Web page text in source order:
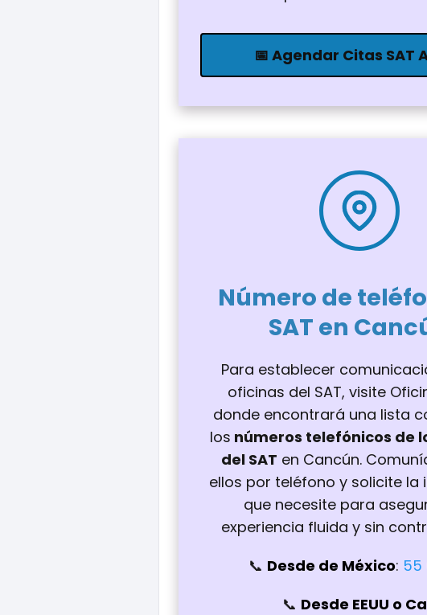
📅 Agendar Citas SAT
Número de
SAT en
Para establecer
oficinas del SAT, visite
donde encontrará una lista
los números telefónicos de
del SAT en Cancún.
ellos por teléfono y solicite la
que necesite para
experiencia fluida y sin
Desde de México: 55
Desde EEUU o